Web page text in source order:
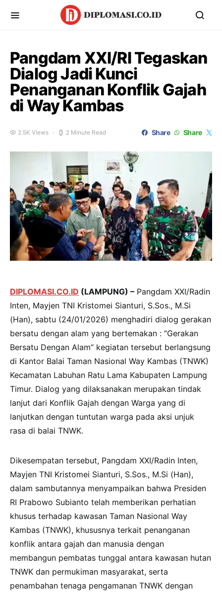
Pangdam XXI/RI Tegaskan
Dialog Jadi Kunci
Penanganan Konflik Gajah
di Way Kambas
2.5K Views 2 Minute Read Share Share
DIPLOMASI.CO.ID (LAMPUNG) – Pangdam XXI/Radin
Inten, Mayjen TNI Kristomei Sianturi, S.Sos., M.Si
(Han), sabtu (24/01/2026) menghadiri dialog gerakan
bersatu dengan alam yang bertemakan : “Gerakan
Bersatu Dengan Alam” kegiatan tersebut berlangsung
di Kantor Balai Taman Nasional Way Kambas (TNWK)
Kecamatan Labuhan Ratu Lama Kabupaten Lampung
Timur. Dialog yang dilaksanakan merupakan tindak
lanjut dari Konflik Gajah dengan Warga yang di
lanjutkan dengan tuntutan warga pada aksi unjuk
rasa di balai TNWK.
Dikesempatan tersebut, Pangdam XXI/Radin Inten,
Mayjen TNI Kristomei Sianturi, S.Sos., M.Si (Han),
dalam sambutannya menyampaikan bahwa Presiden
RI Prabowo Subianto telah memberikan perhatian
khusus terhadap kawasan Taman Nasional Way
Kambas (TNWK), khususnya terkait penanganan
konflik antara gajah dan manusia dengan
membangun pembatas tunggal antara kawasan hutan
TNWK dan permukiman masyarakat, serta
penambahan tenaga pengamanan TNWK dengan